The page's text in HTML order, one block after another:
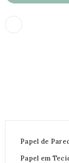
Papel de
Papel em